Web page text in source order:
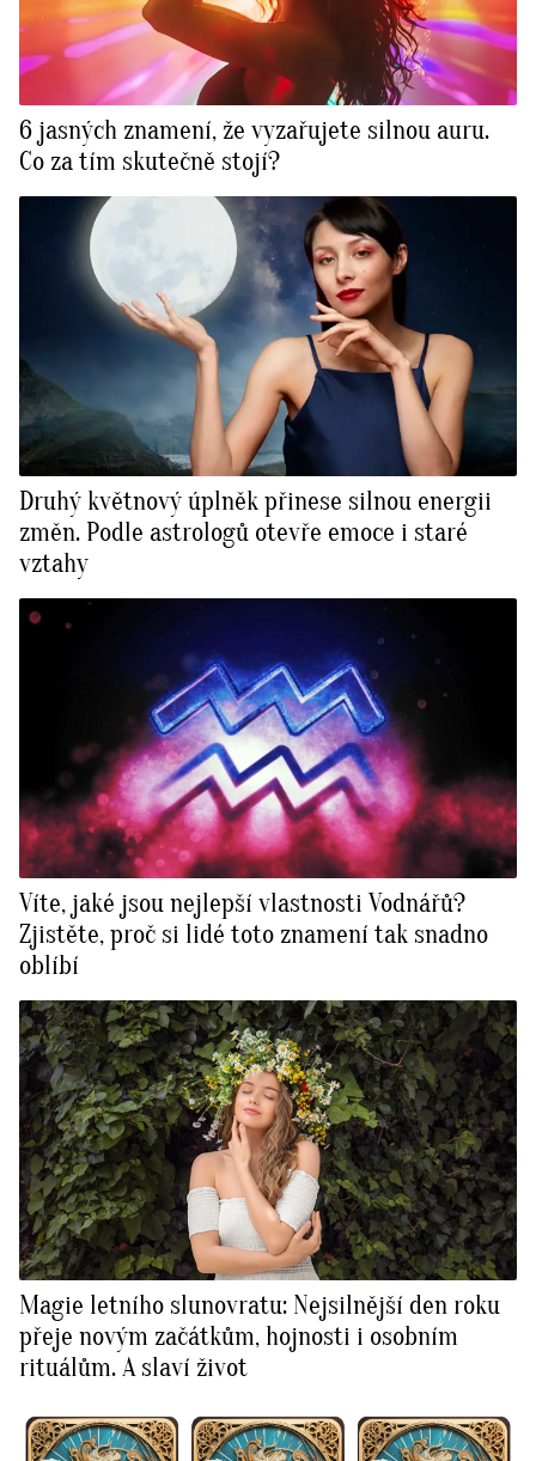
6 jasných znamení, že vyzařujete silnou auru.
Co za tím skutečně stojí?
Druhý květnový úplněk přinese silnou energii
změn. Podle astrologů otevře emoce i staré
vztahy
Víte, jaké jsou nejlepší vlastnosti Vodnářů?
Zjistěte, proč si lidé toto znamení tak snadno
oblíbí
Magie letního slunovratu: Nejsilnější den roku
přeje novým začátkům, hojnosti i osobním
rituálům. A slaví život